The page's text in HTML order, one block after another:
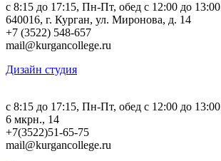
c 8:15 до 17:15, Пн-Пт, обед с 12:00 до 13:00
640016, г. Курган, ул. Миронова, д. 14
+7 (3522) 548-657
mail@kurgancollege.ru
Дизайн студия
c 8:15 до 17:15, Пн-Пт, обед с 12:00 до 13:00
6 мкрн., 14
+7(3522)51-65-75
mail@kurgancollege.ru